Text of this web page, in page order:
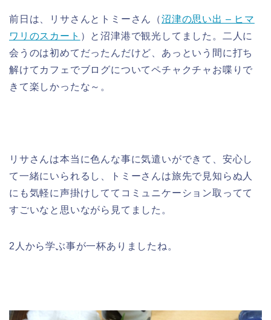
前日は、リサさんとトミーさん（沼津の思い出 – ヒマ
ワリのスカート ）と沼津港で観光してました。二人に
会うのは初めてだったんだけど、あっという間に打ち
解けてカフェでブログについてペチャクチャお喋りで
きて楽しかったな～。
リサさんは本当に色んな事に気遣いができて、安心し
て一緒にいられるし、トミーさんは旅先で見知らぬ人
にも気軽に声掛けしててコミュニケーション取ってて
すごいなと思いながら見てました。
2人から学ぶ事が一杯ありましたね。